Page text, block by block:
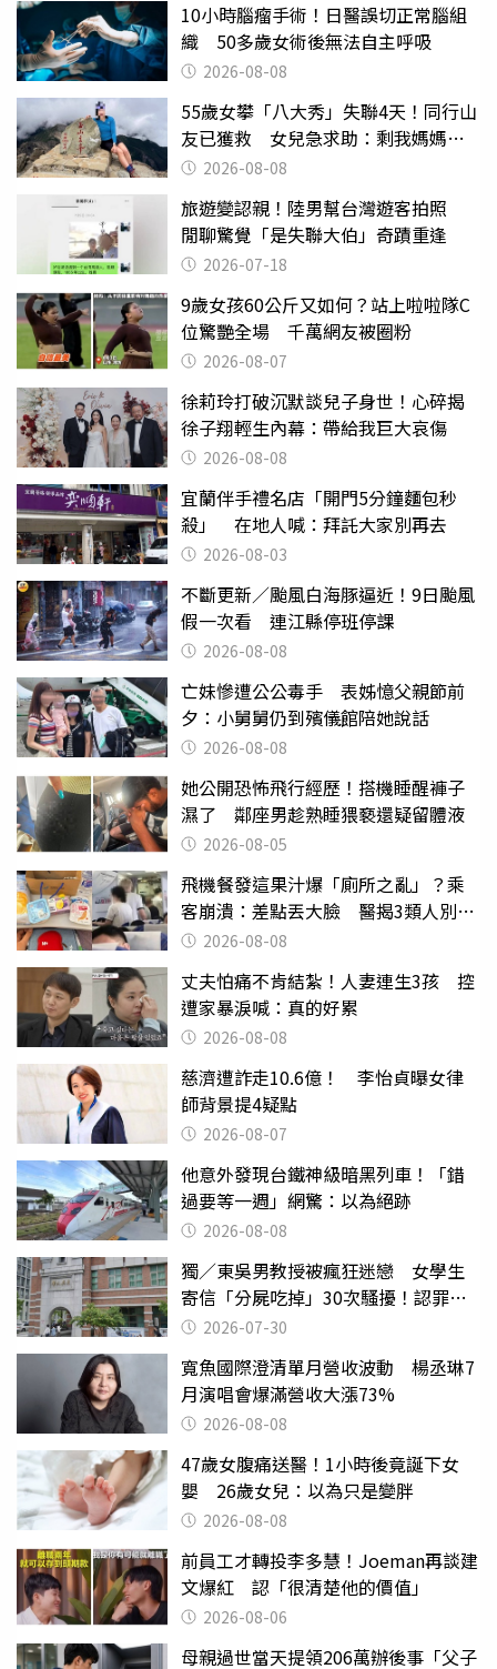
10小時腦瘤手術！日醫誤切正常腦組
織 50多歲女術後無法自主呼吸
2026-08-08
55歲女攀「八大秀」失聯4天！同行山
友已獲救 女兒急求助：剩我媽媽還
沒找到
2026-08-08
旅遊變認親！陸男幫台灣遊客拍照
閒聊驚覺「是失聯大伯」奇蹟重逢
2026-07-18
9歲女孩60公斤又如何？站上啦啦隊C
位驚艷全場 千萬網友被圈粉
2026-08-07
徐莉玲打破沉默談兒子身世！心碎揭
徐子翔輕生內幕：帶給我巨大哀傷
2026-08-08
宜蘭伴手禮名店「開門5分鐘麵包秒
殺」 在地人喊：拜託大家別再去
2026-08-03
不斷更新／颱風白海豚逼近！9日颱風
假一次看 連江縣停班停課
2026-08-08
亡妹慘遭公公毒手 表姊憶父親節前
夕：小舅舅仍到殯儀館陪她說話
2026-08-08
她公開恐怖飛行經歷！搭機睡醒褲子
濕了 鄰座男趁熟睡猥褻還疑留體液
2026-08-05
飛機餐發這果汁爆「廁所之亂」？乘
客崩潰：差點丟大臉 醫揭3類人別亂
喝 2026-08-08
丈夫怕痛不肯結紮！人妻連生3孩 控
遭家暴淚喊：真的好累
2026-08-08
慈濟遭詐走10.6億！ 李怡貞曝女律
師背景提4疑點
2026-08-07
他意外發現台鐵神級暗黑列車！「錯
過要等一週」網驚：以為絕跡
2026-08-08
獨／東吳男教授被瘋狂迷戀 女學生
寄信「分屍吃掉」30次騷擾！認罪免
關 2026-07-30
寬魚國際澄清單月營收波動 楊丞琳7
月演唱會爆滿營收大漲73%
2026-08-08
47歲女腹痛送醫！1小時後竟誕下女
嬰 26歲女兒：以為只是變胖
2026-08-08
前員工才轉投李多慧！Joeman再談建
文爆紅 認「很清楚他的價值」
2026-08-06
母親過世當天提領206萬辦後事「父子